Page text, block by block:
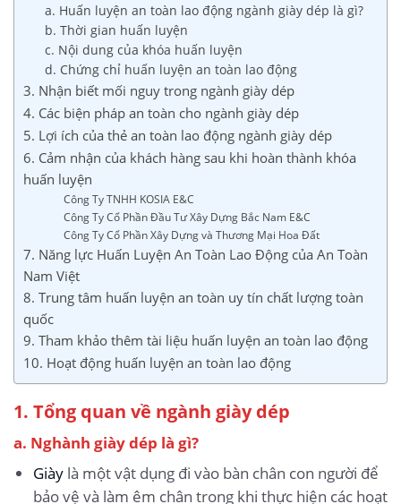
a. Huấn luyện an toàn lao động ngành giày dép là gì?
b. Thời gian huấn luyện
c. Nội dung của khóa huấn luyện
d. Chứng chỉ huấn luyện an toàn lao động
3. Nhận biết mối nguy trong ngành giày dép
4. Các biện pháp an toàn cho ngành giày dép
5. Lợi ích của thẻ an toàn lao động ngành giày dép
6. Cảm nhận của khách hàng sau khi hoàn thành khóa
huấn luyện
Công Ty TNHH KOSIA E&C
Công Ty Cổ Phần Đầu Tư Xây Dựng Bắc Nam E&C
Công Ty Cổ Phần Xây Dựng và Thương Mại Hoa Đất
7. Năng lực Huấn Luyện An Toàn Lao Động của An Toàn
Nam Việt
8. Trung tâm huấn luyện an toàn uy tín chất lượng toàn
quốc
9. Tham khảo thêm tài liệu huấn luyện an toàn lao động
10. Hoạt động huấn luyện an toàn lao động
1. Tổng quan về ngành giày dép
a. Nghành giày dép là gì?
Giàylà một vật dụng đi vào bàn chân con người để
bảo vệ và làm êm chân trong khi thực hiện các hoạt